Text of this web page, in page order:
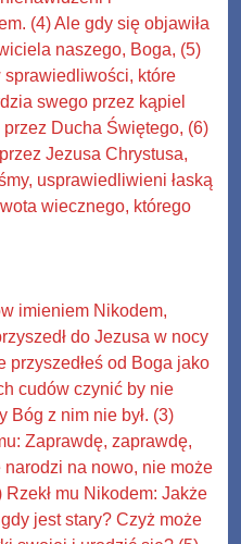
(4) Ale gdy się objawiła
naszego, Boga, (5)
sprawiedliwości, które
swego przez kąpiel
Ducha Świętego, (6)
Jezusa Chrystusa,
usprawiedliwieni łaską
wiecznego, którego
imieniem Nikodem,
do Jezusa w nocy
przyszedłeś od Boga jako
cudów czynić by nie
Bóg z nim nie był. (3)
Zaprawdę, zaprawdę,
na nowo, nie może
mu Nikodem: Jakże
jest stary? Czyż może